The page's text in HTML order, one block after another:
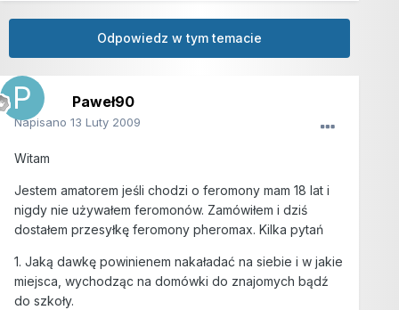
Odpowiedz w tym temacie
Paweł90
Napisano 13 Luty 2009
Witam
Jestem amatorem jeśli chodzi o feromony mam 18 lat i
nigdy nie używałem feromonów. Zamówiłem i dziś
dostałem przesyłkę feromony pheromax. Kilka pytań
1. Jaką dawkę powinienem nakaładać na siebie i w jakie
miejsca, wychodząc na domówki do znajomych bądź
do szkoły.